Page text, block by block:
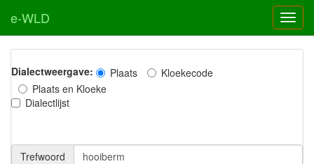
e-WLD
Dialectweergave: Plaats
Kloekecode
Plaats en Kloeke
Dialectlijst
Trefwoord